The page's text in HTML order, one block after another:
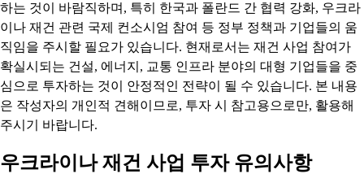
하는 것이 바람직하며, 특히 한국과 폴란드 간 협력 강화, 우크라
이나 재건 관련 국제 컨소시엄 참여 등 정부 정책과 기업들의 움
직임을 주시할 필요가 있습니다. 현재로서는 재건 사업 참여가
확실시되는 건설, 에너지, 교통 인프라 분야의 대형 기업들을 중
심으로 투자하는 것이 안정적인 전략이 될 수 있습니다. 본 내용
은 작성자의 개인적 견해이므로, 투자 시 참고용으로만, 활용해
주시기 바랍니다.
우크라이나 재건 사업 투자 유의사항